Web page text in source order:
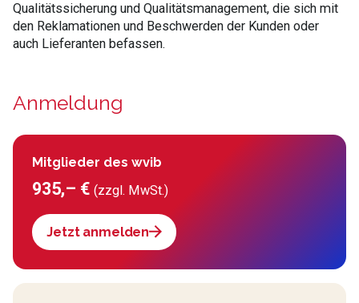
Qualitätssicherung und Qualitätsmanagement, die sich mit
den Reklamationen und Beschwerden der Kunden oder
auch Lieferanten befassen.
Anmeldung
Mitglieder des wvib
935,– €(zzgl. MwSt.)
Jetzt anmelden